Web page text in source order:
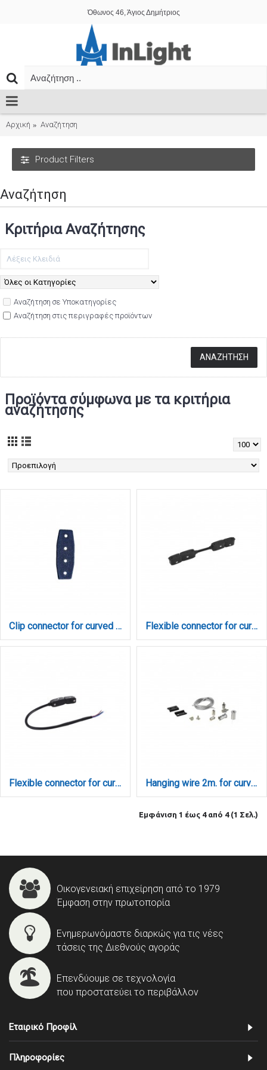
Όθωνος 46, Άγιος Δημήτριος
Αρχική Αναζήτηση
Product Filters
Αναζήτηση
Κριτήρια Αναζήτησης
Αναζήτηση σε Υποκατηγορίες
Αναζήτηση στις περιγραφές προϊόντων
Προϊόντα σύμφωνα με τα κριτήρια
αναζήτησης
Clip connector for curved magnetic track 48volt (TC036) Flexible connector for curved magnetic track 48volt (TC035)
Flexible connector for curved magnetic track 48volt to power (TC034) Hanging wire 2m. for curved magnetic track (TC037)
Εμφάνιση 1 έως 4 από 4 (1 Σελ.)
Οικογενειακή επιχείρηση από το 1979
Έμφαση στην πρωτοπορία
Ενημερωνόμαστε διαρκώς για τις νέες
τάσεις της Διεθνούς αγοράς
Επενδύουμε σε τεχνολογία
που προστατεύει το περιβάλλον
Εταιρικό Προφίλ
Πληροφορίες